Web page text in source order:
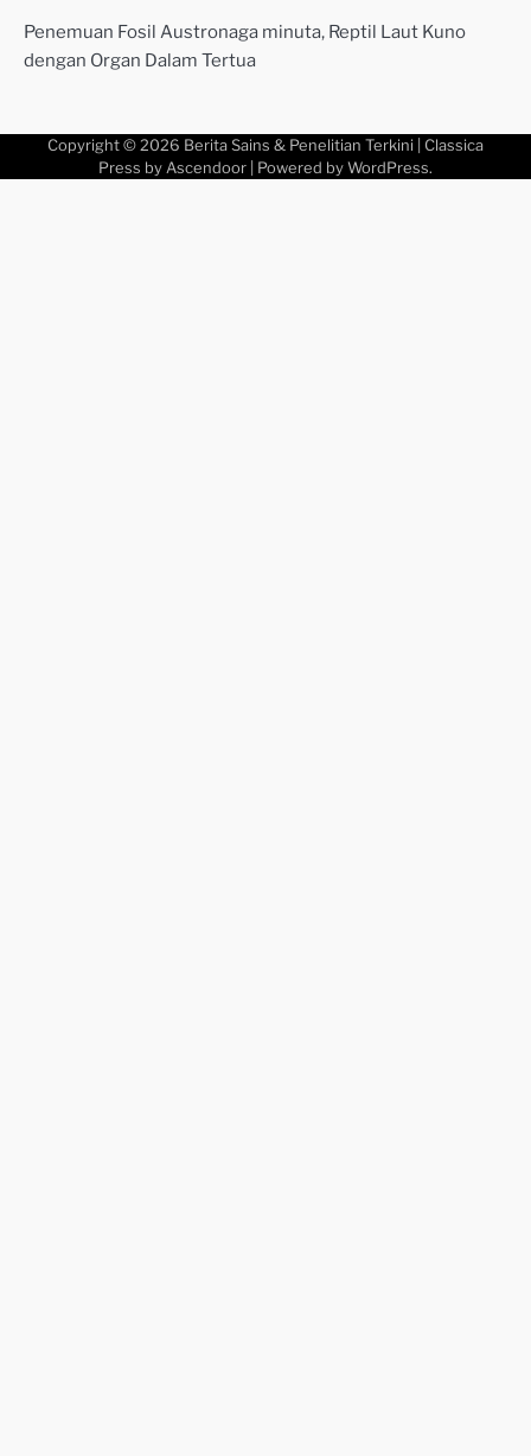
Penemuan Fosil Austronaga minuta, Reptil Laut Kuno
dengan Organ Dalam Tertua
Copyright © 2026 Berita Sains & Penelitian Terkini | Classica
Press by Ascendoor | Powered by WordPress.